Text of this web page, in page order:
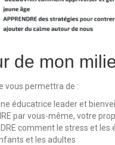
de mon
vous permettra de :
éducatrice leader et
par vous-même, votre
comment le stress et
et les adultes